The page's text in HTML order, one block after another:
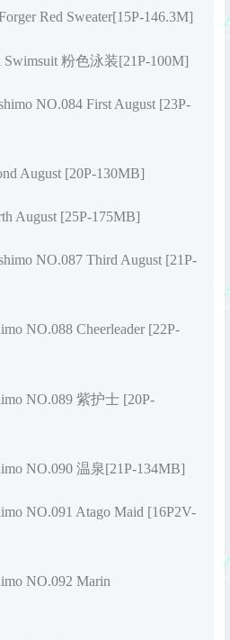
Red Sweater[15P-146.3M]
Swimsuit 粉色泳装[21P-100M]
NO.084 First August [23P-
August [20P-130MB]
August [25P-175MB]
NO.087 Third August [21P-
NO.088 Cheerleader [22P-
NO.089 紫护士 [20P-
NO.090 温泉[21P-134MB]
NO.091 Atago Maid [16P2V-
NO.092 Marin